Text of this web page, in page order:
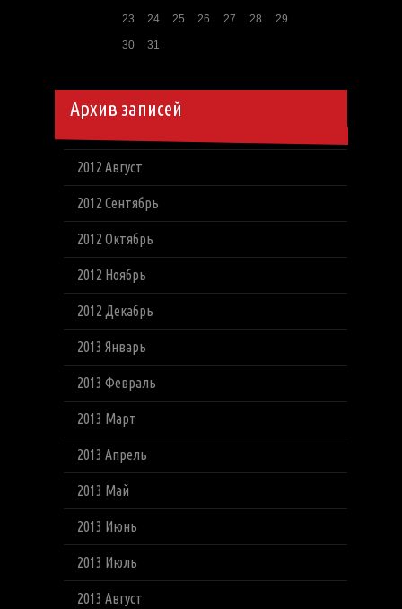
23 24 25 26 27 28 29
30 31
Архив записей
2012 Август
2012 Сентябрь
2012 Октябрь
2012 Ноябрь
2012 Декабрь
2013 Январь
2013 Февраль
2013 Март
2013 Апрель
2013 Май
2013 Июнь
2013 Июль
2013 Август